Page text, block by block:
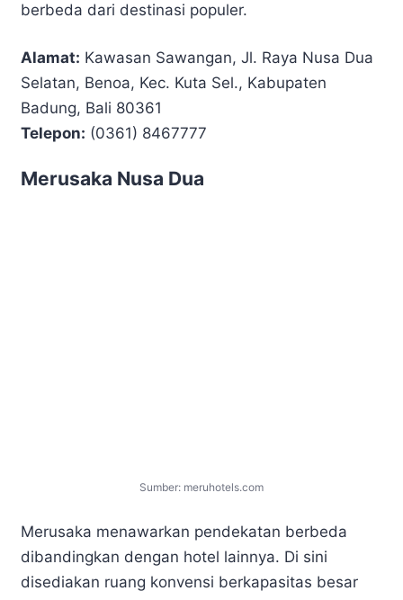
berbeda dari destinasi populer.
Alamat: Kawasan Sawangan, Jl. Raya Nusa Dua
Selatan, Benoa, Kec. Kuta Sel., Kabupaten
Badung, Bali 80361
Telepon: (0361) 8467777
Merusaka Nusa Dua
Sumber: meruhotels.com
Merusaka menawarkan pendekatan berbeda
dibandingkan dengan hotel lainnya. Di sini
disediakan ruang konvensi berkapasitas besar